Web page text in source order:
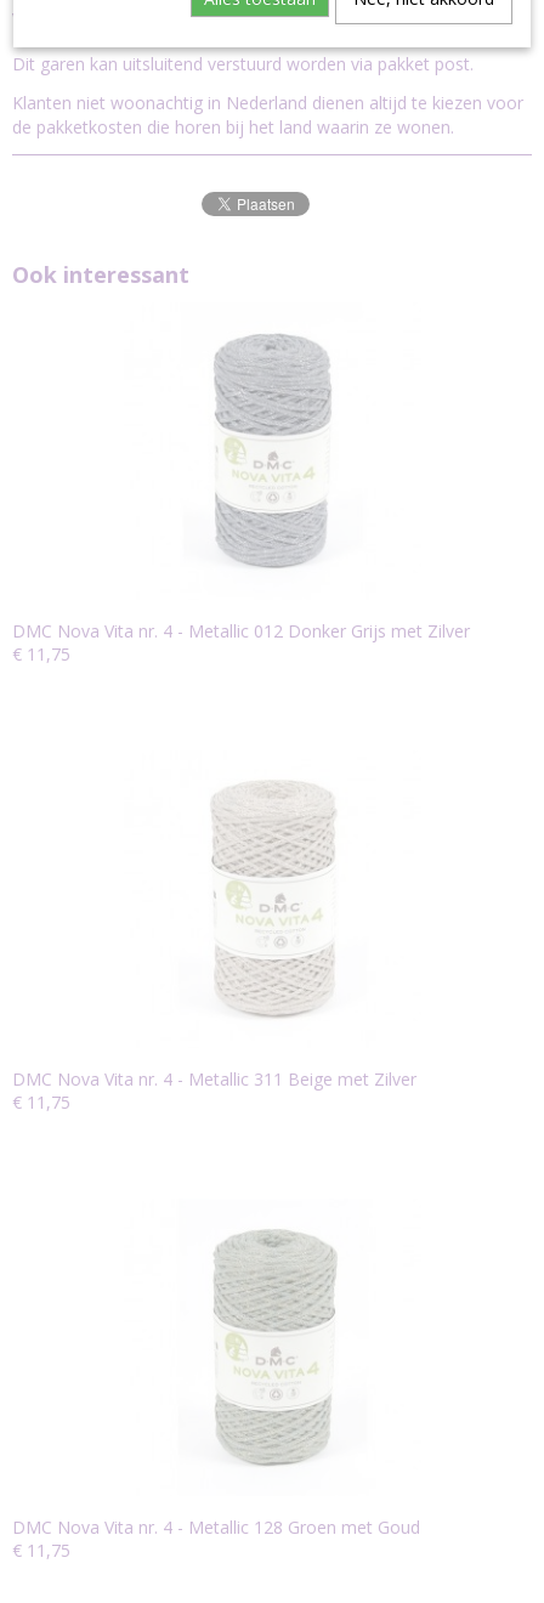
Verzending
Dit garen kan uitsluitend verstuurd worden via pakket post.
Klanten niet woonachtig in Nederland dienen altijd te kiezen voor
de pakketkosten die horen bij het land waarin ze wonen.
Ook interessant
DMC Nova Vita nr. 4 - Metallic 012 Donker Grijs met Zilver
€ 11,75
DMC Nova Vita nr. 4 - Metallic 311 Beige met Zilver
€ 11,75
DMC Nova Vita nr. 4 - Metallic 128 Groen met Goud
€ 11,75